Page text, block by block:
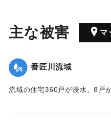
主な被害 マ
番匠川流域
流域の住宅360戸が浸水、8戸
あった。